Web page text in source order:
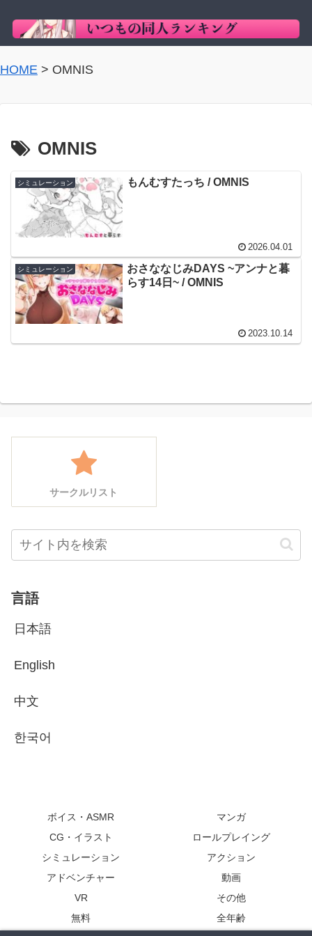
HOME > OMNIS
OMNIS
シミュレーション もんむすたっち / OMNIS
2026.04.01
シミュレーション
おさななじみDAYS ~アンナと暮
らす14日~ / OMNIS
2023.10.14
サークルリスト
言語
日本語
English
中文
한국어
ボイス・ASMR
マンガ
CG・イラスト
ロールプレイング
シミュレーション
アクション
アドベンチャー
動画
VR
その他
無料
全年齢